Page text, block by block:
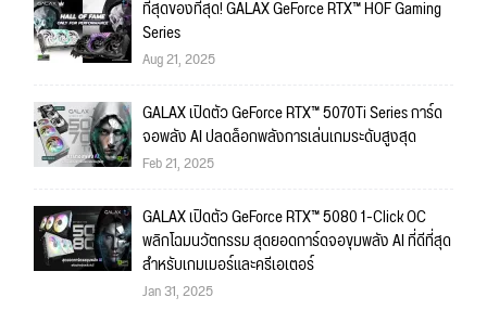
ที่สุดของที่สุด! GALAX GeForce RTX™ HOF Gaming
Series
Aug 21, 2025
GALAX เปิดตัว GeForce RTX™ 5070Ti Series การ์ด
จอพลัง AI ปลดล็อกพลังการเล่นเกมระดับสูงสุด
Feb 21, 2025
GALAX เปิดตัว GeForce RTX™ 5080 1-Click OC
พลิกโฉมนวัตกรรม สุดยอดการ์ดจอขุมพลัง AI ที่ดีที่สุด
สำหรับเกมเมอร์และครีเอเตอร์
Jan 31, 2025